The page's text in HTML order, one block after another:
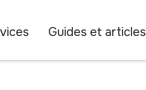
Guides et articles